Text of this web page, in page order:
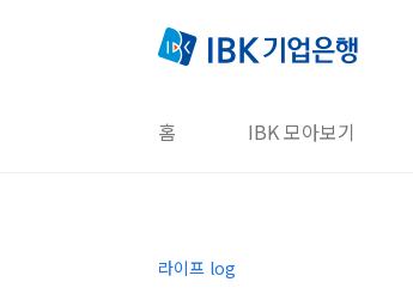
홈 IBK 모아보기
라이프 log